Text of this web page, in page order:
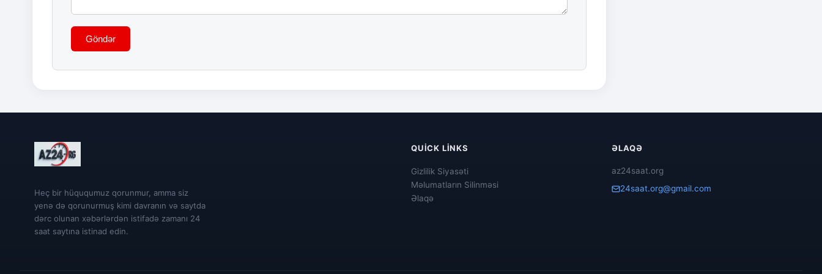
Göndər
Heç bir hüququmuz qorunmur, amma siz
yenə də qorunurmuş kimi davranın və saytda
dərc olunan xəbərlərdən istifadə zamanı 24
saat saytına istinad edin.
QUICK LINKS
Gizlilik Siyasəti
Məlumatların Silinməsi
Əlaqə
ƏLAQƏ
az24saat.org
24saat.org@gmail.com